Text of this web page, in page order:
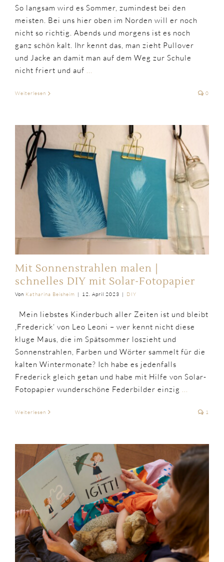
So langsam wird es Sommer, zumindest bei den
meisten. Bei uns hier oben im Norden will er noch
nicht so richtig. Abends und morgens ist es noch
ganz schön kalt. Ihr kennt das, man zieht Pullover
und Jacke an damit man auf dem Weg zur Schule
nicht friert und auf ...
Weiterlesen 0
Mit Sonnenstrahlen malen |
schnelles DIY mit Solar-Fotopapier
Von Katharina Beisheim | 12. April 2023 | DIY
Mein liebstes Kinderbuch aller Zeiten ist und bleibt
‚Frederick‘ von Leo Leoni – wer kennt nicht diese
kluge Maus, die im Spätsommer loszieht und
Sonnenstrahlen, Farben und Wörter sammelt für die
kalten Wintermonate? Ich habe es jedenfalls
Frederick gleich getan und habe mit Hilfe von Solar-
Fotopapier wunderschöne Federbilder einzig ...
Weiterlesen 1